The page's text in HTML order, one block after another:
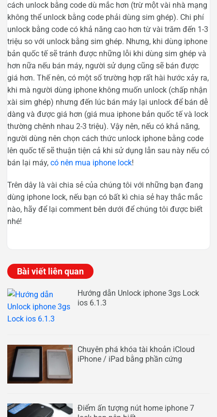
cách unlock bằng code dù mắc hơn (trừ một vài nhà mạng
không thể unlock bằng code phải dùng sim ghép). Chi phí
unlock bằng code có khả năng cao hơn từ vài trăm đến 1-3
triệu so với unlock bằng sim ghép. Nhưng, khi dùng iphone
bản quốc tế sẽ tránh được những lỗi khi dùng sim ghép và
hơn nữa nếu bán máy, người sử dụng cũng sẽ bán được
giá hơn. Thế nên, có một số trường hợp rất hài hước xảy ra,
khi mà người dùng iphone không muốn unlock (chấp nhận
xài sim ghép) nhưng đến lúc bán máy lại unlock để bán dễ
dàng và được giá hơn (giá mua iphone bản quốc tế và lock
thường chênh nhau 2-3 triệu). Vậy nên, nếu có khả năng,
người dùng nên chọn cách thức unlock iphone bằng code
lên quốc tế sẽ thuận tiện cả khi sử dụng lẫn sau này nếu có
bán lại máy, có nên mua iphone lock!
Trên dây là vài chia sẻ của chúng tôi với những bạn đang
dùng iphone lock, nếu bạn có bất kì chia sẻ hay thắc mắc
nào, hãy để lại comment bên dưới để chúng tôi được biết
nhé!
Bài viết liên quan
Hướng dẫn Unlock iphone 3gs Lock
ios 6.1.3
Chuyên phá khóa tài khoản iCloud
iPhone / iPad bằng phần cứng
Điểm ấn tượng nút home iphone 7